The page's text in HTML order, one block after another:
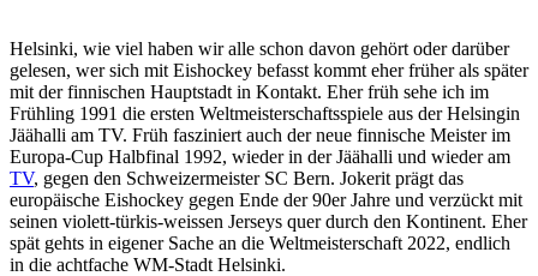
Helsinki, wie viel haben wir alle schon davon gehört oder darüber
gelesen, wer sich mit Eishockey befasst kommt eher früher als später
mit der finnischen Hauptstadt in Kontakt. Eher früh sehe ich im
Frühling 1991 die ersten Weltmeisterschaftsspiele aus der Helsingin
Jäähalli am TV. Früh fasziniert auch der neue finnische Meister im
Europa-Cup Halbfinal 1992, wieder in der Jäähalli und wieder am
TV, gegen den Schweizermeister SC Bern. Jokerit prägt das
europäische Eishockey gegen Ende der 90er Jahre und verzückt mit
seinen violett-türkis-weissen Jerseys quer durch den Kontinent. Eher
spät gehts in eigener Sache an die Weltmeisterschaft 2022, endlich
in die achtfache WM-Stadt Helsinki.